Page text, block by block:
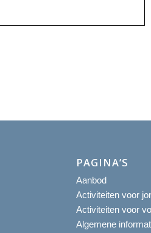
PAGINA’S
Aanbod
Activiteiten voor
Activiteiten voor
Algemene